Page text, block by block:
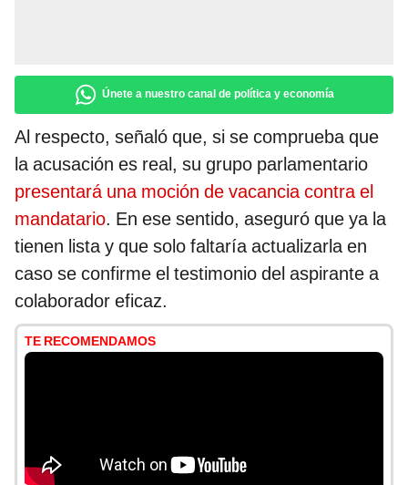
Únete a nuestro canal de política y economía
Al respecto, señaló que, si se comprueba que
la acusación es real, su grupo parlamentario
presentará una moción de vacancia contra el
mandatario. En ese sentido, aseguró que ya la
tienen lista y que solo faltaría actualizarla en
caso se confirme el testimonio del aspirante a
colaborador eficaz.
TE RECOMENDAMOS